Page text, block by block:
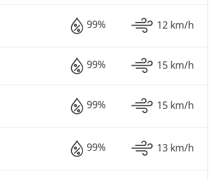
99% 12 km/h
99% 15 km/h
99% 15 km/h
99% 13 km/h